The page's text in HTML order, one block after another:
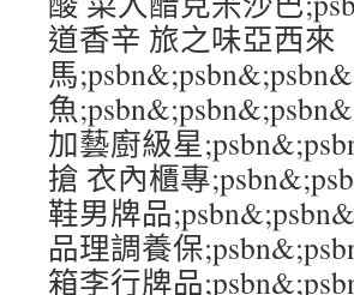
道香辛 旅之味亞西來
馬
魚
加藝廚級星
搶 衣內櫃專
鞋男牌品
品理調養保
箱李行牌品